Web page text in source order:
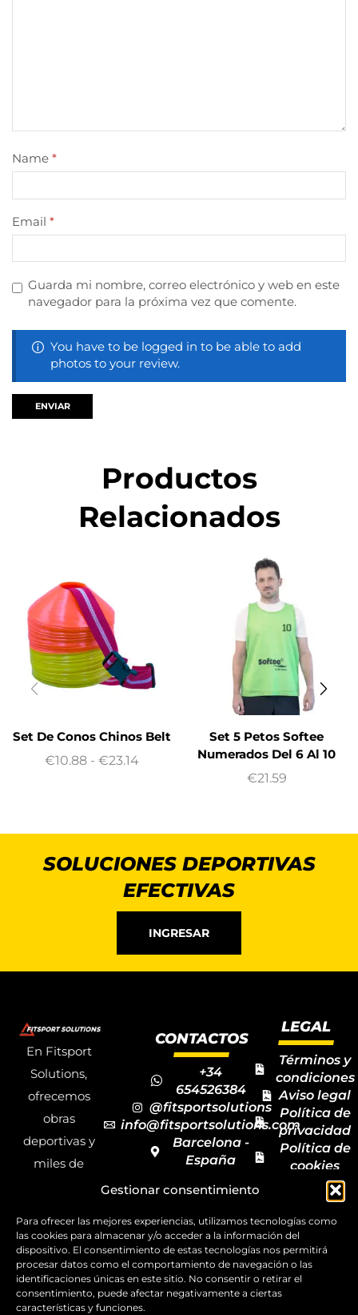
Gestionar consentimiento
Para ofrecer las mejores experiencias, utilizamos tecnologías como
las cookies para almacenar y/o acceder a la información del
dispositivo. El consentimiento de estas tecnologías nos permitirá
procesar datos como el comportamiento de navegación o las
identificaciones únicas en este sitio. No consentir o retirar el
consentimiento, puede afectar negativamente a ciertas
características y funciones.
Name *
Email *
Guarda mi nombre, correo electrónico y web en este
navegador para la próxima vez que comente.
You have to be logged in to be able to add
photos to your review.
Productos
Relacionados
Set De Conos Chinos Belt
€10.88 - €23.14
Set 5 Petos Softee
Numerados Del 6 Al 10
€21.59
SOLUCIONES DEPORTIVAS
EFECTIVAS
INGRESAR
En Fitsport
Solutions,
ofrecemos
obras
deportivas y
miles de
deportivos
para todas las
disciplinas,
garantizando
CONTACTOS
+34
654526384
@fitsportsolutions
info@fitsportsolutions.com
Barcelona -
España
de contacto
LEGAL
Términos y
condiciones
Aviso legal
Política de
privacidad
Política de
cookies
Mapa del
sitio